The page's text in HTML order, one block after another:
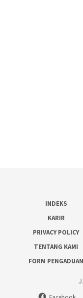
INDEKS
KARIR
PRIVACY POLICY
TENTANG KAMI
FORM PENGADUAN